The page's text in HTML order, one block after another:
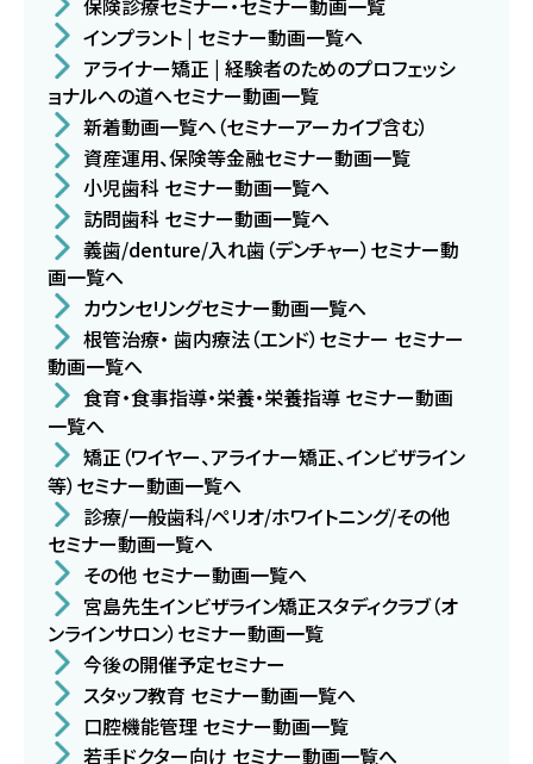
保険診療セミナー・セミナー動画一覧
インプラント | セミナー動画一覧へ
アライナー矯正 | 経験者のためのプロフェッシ
ョナルへの道へセミナー動画一覧
新着動画一覧へ（セミナーアーカイブ含む）
資産運用、保険等金融セミナー動画一覧
小児歯科 セミナー動画一覧へ
訪問歯科 セミナー動画一覧へ
義歯/denture/入れ歯（デンチャー）セミナー動
画一覧へ
カウンセリングセミナー動画一覧へ
根管治療・ 歯内療法（エンド）セミナー セミナー
動画一覧へ
食育・食事指導・栄養・栄養指導 セミナー動画
一覧へ
矯正（ワイヤー、アライナー矯正、インビザライン
等）セミナー動画一覧へ
診療/一般歯科/ペリオ/ホワイトニング/その他
セミナー動画一覧へ
その他 セミナー動画一覧へ
宮島先生インビザライン矯正スタディクラブ（オ
ンラインサロン）セミナー動画一覧
今後の開催予定セミナー
スタッフ教育 セミナー動画一覧へ
口腔機能管理 セミナー動画一覧
若手ドクター向け セミナー動画一覧へ